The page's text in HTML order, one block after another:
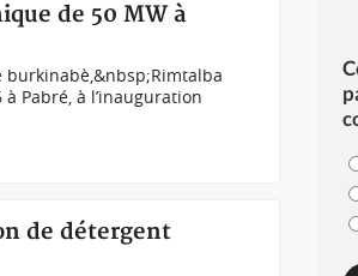
de 50 MW à
Pabré, à l’inauguration
de détergent